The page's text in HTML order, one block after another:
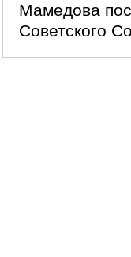
Мамедова
Советского